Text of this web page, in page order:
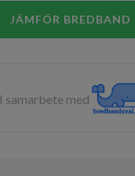
JÄMFÖR BREDBAND
I samarbete med